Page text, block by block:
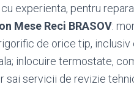
experienta, pentru
Mese Reci BRASOV:
de orice tip,
inlocuire termostate,
sai servicii de revizie